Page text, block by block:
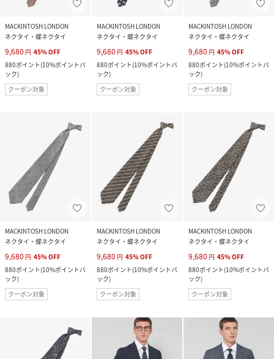
MACKINTOSH LONDON
ネクタイ・蝶ネクタイ
9,680 円 45%OFF
880ポイント(10%ポイントバ
ック)
クーポン対象
MACKINTOSH LONDON
ネクタイ・蝶ネクタイ
9,680 円 45%OFF
880ポイント(10%ポイントバ
ック)
クーポン対象
MACKINTOSH LONDON
ネクタイ・蝶ネクタイ
9,680 円 45%OFF
880ポイント(10%ポイントバ
ック)
クーポン対象
MACKINTOSH LONDON
ネクタイ・蝶ネクタイ
9,680 円 45%OFF
880ポイント(10%ポイントバ
ック)
クーポン対象
MACKINTOSH LONDON
ネクタイ・蝶ネクタイ
9,680 円 45%OFF
880ポイント(10%ポイントバ
ック)
クーポン対象
MACKINTOSH LONDON
ネクタイ・蝶ネクタイ
9,680 円 45%OFF
880ポイント(10%ポイントバ
ック)
クーポン対象